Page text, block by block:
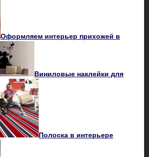
Оформляем интерьер прихожей в
Виниловые наклейки для
Полоска в интерьере